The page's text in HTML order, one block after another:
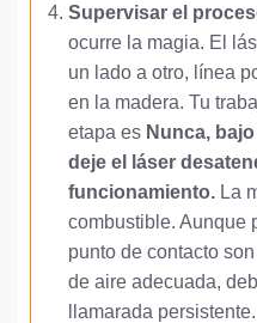
Supervisar el
ocurre la magia. El
un lado a otro, línea
en la madera. Tu
etapa es Nunca,
deje el láser
funcionamiento.La
combustible. Aunque
punto de contacto
de aire adecuada,
llamarada